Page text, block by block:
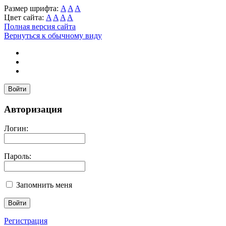
Размер шрифта: A A A
Цвет сайта: A A A A
Полная версия сайта
Вернуться к обычному виду
Войти
Авторизация
Логин:
Пароль:
Запомнить меня
Регистрация